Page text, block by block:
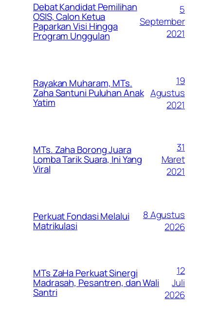
Debat Kandidat Pemilihan
OSIS, Calon Ketua
Paparkan Visi Hingga
Program Unggulan
5
September
2021
Rayakan Muharam, MTs.
Zaha Santuni Puluhan Anak
Yatim
19
Agustus
2021
MTs. Zaha Borong Juara
Lomba Tarik Suara, Ini Yang
Viral
31
Maret
2021
Perkuat Fondasi Melalui
Matrikulasi
8 Agustus
2026
MTs ZaHa Perkuat Sinergi
Madrasah, Pesantren, dan Wali
Santri
12
Juli
2026